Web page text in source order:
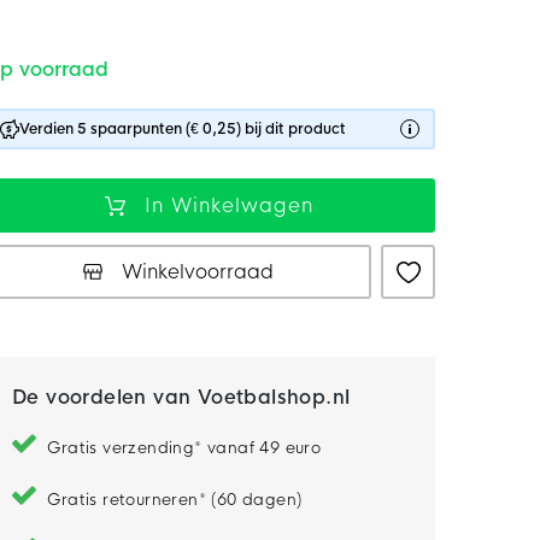
voorraad
Verdien 5 spaarpunten (€ 0,25) bij dit product
In Winkelwagen
Winkelvoorraad
De voordelen van Voetbalshop.nl
Gratis verzending* vanaf 49 euro
Gratis retourneren* (60 dagen)